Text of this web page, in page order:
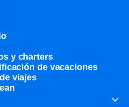
y charters​
de vacaciones
viajes